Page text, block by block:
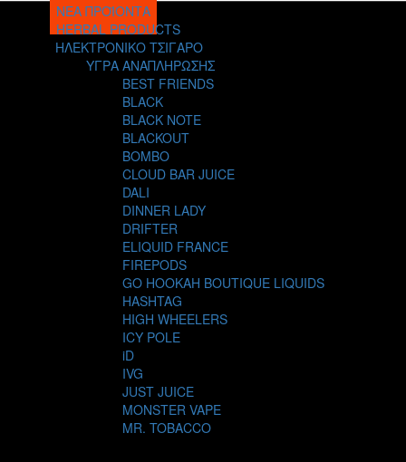
ΝΕΑ ΠΡΟΪΟΝΤΑ
HERBAL PRODUCTS
ΗΛΕΚΤΡΟΝΙΚΟ ΤΣΙΓΑΡΟ
ΥΓΡΑ ΑΝΑΠΛΗΡΩΣΗΣ
BEST FRIENDS
BLACK
BLACK NOTE
BLACKOUT
BOMBO
CLOUD BAR JUICE
DALI
DINNER LADY
DRIFTER
ELIQUID FRANCE
FIREPODS
GO HOOKAH BOUTIQUE LIQUIDS
HASHTAG
HIGH WHEELERS
ICY POLE
iD
IVG
JUST JUICE
MONSTER VAPE
MR. TOBACCO